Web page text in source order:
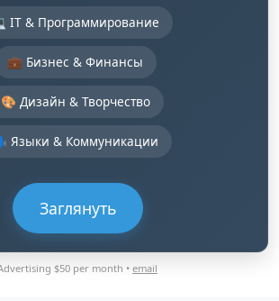
IT & Программирование
💼 Бизнес & Финансы
🎨 Дизайн & Творчество
Языки & Коммуникации
Заглянуть
$50 per month • email